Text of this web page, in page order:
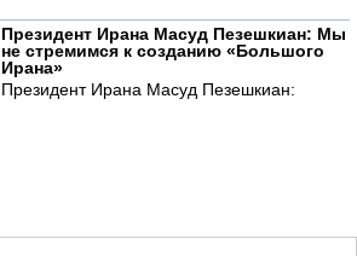
Президент Ирана Масуд Пезешкиан: Мы
не стремимся к созданию «Большого
Ирана»
Президент Ирана Масуд Пезешкиан: